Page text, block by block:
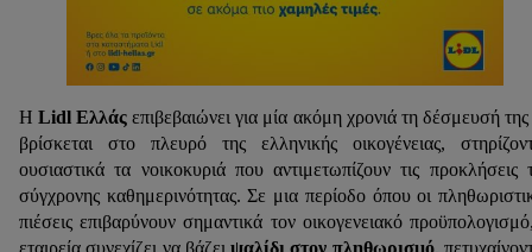
ΗLidl Ελλάς επιβεβαιώνει για μία ακόμη χρονιά τη δέσμευσή
βρίσκεται στο πλευρό της ελληνικής οικογένειας,
ουσιαστικά τα νοικοκυριά που αντιμετωπίζουν τις προκλήσεις
σύγχρονης καθημερινότητας. Σε μια περίοδο όπου οι
πιέσεις επιβαρύνουν σημαντικά τον οικογενειακό
εταιρεία συνεχίζει να βάζειψαλίδι στον πληθωρισμό,